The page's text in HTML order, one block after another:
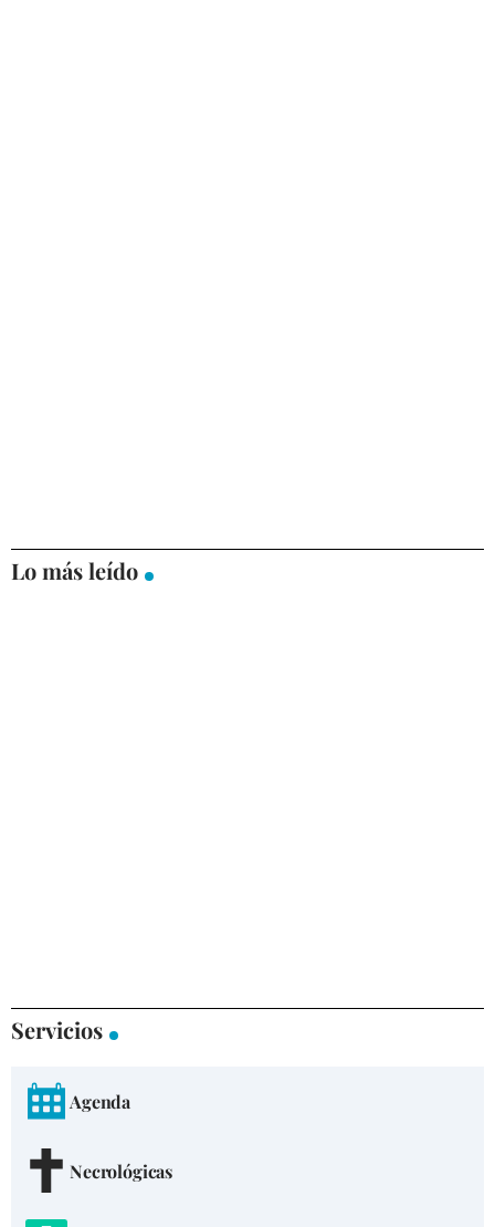
Lo más leído
Servicios
Agenda
Necrológicas